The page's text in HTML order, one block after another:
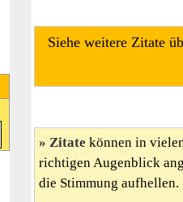
Siehe weitere Zitate
Zitate können in
richtigen Augenblick
die Stimmung aufhellen.